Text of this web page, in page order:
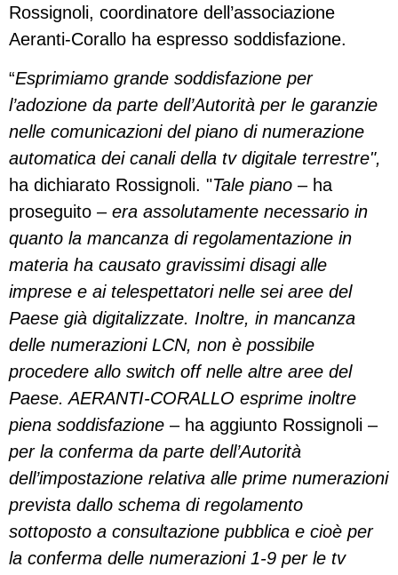
Rossignoli, coordinatore dell’associazione
Aeranti-Corallo ha espresso soddisfazione.
“Esprimiamo grande soddisfazione per
l’adozione da parte dell’Autorità per le garanzie
nelle comunicazioni del piano di numerazione
automatica dei canali della tv digitale terrestre",
ha dichiarato Rossignoli. "Tale piano – ha
proseguito – era assolutamente necessario in
quanto la mancanza di regolamentazione in
materia ha causato gravissimi disagi alle
imprese e ai telespettatori nelle sei aree del
Paese già digitalizzate. Inoltre, in mancanza
delle numerazioni LCN, non è possibile
procedere allo switch off nelle altre aree del
Paese. AERANTI-CORALLO esprime inoltre
piena soddisfazione – ha aggiunto Rossignoli –
per la conferma da parte dell’Autorità
dell’impostazione relativa alle prime numerazioni
prevista dallo schema di regolamento
sottoposto a consultazione pubblica e cioè per
la conferma delle numerazioni 1-9 per le tv